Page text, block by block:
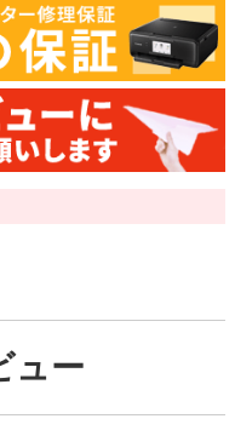
ュー